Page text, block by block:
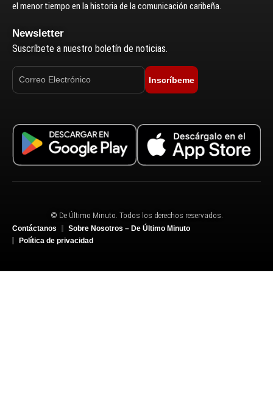
el menor tiempo en la historia de la comunicación caribeña.
Newsletter
Suscríbete a nuestro boletín de noticias.
Inscríbeme
© De Último Minuto. Todos los derechos reservados.
Contáctanos
Sobre Nosotros – De Último Minuto
Política de privacidad